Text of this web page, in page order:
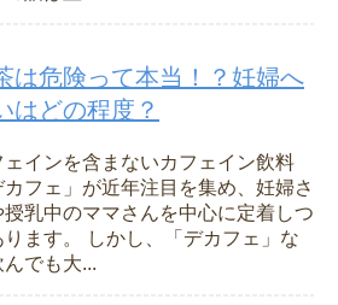
は危険って本当！？妊婦へ
はどの程度？
ェインを含まないカフェイン飲料
カフェ」が近年注目を集め、妊婦さ
授乳中のママさんを中心に定着しつ
ります。 しかし、「デカフェ」な
んでも大...